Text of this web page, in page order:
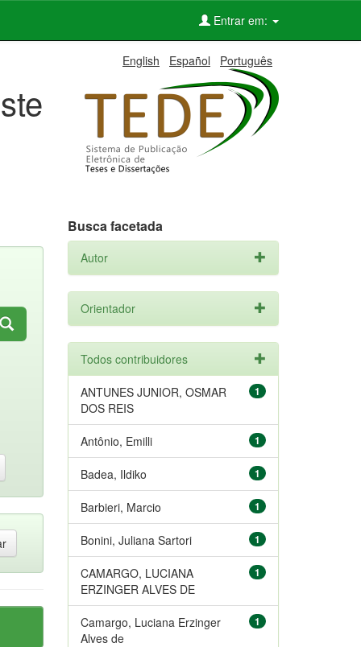
Entrar em:
English Español Português
Busca facetada
Autor
Orientador
Todos contribuidores
1
ANTUNES JUNIOR, OSMAR
DOS REIS
1
Antônio, Emilli
1
Badea, Ildiko
1
Barbieri, Marcio
1
Bonini, Juliana Sartori
1
CAMARGO, LUCIANA
ERZINGER ALVES DE
1
Camargo, Luciana Erzinger
Alves de